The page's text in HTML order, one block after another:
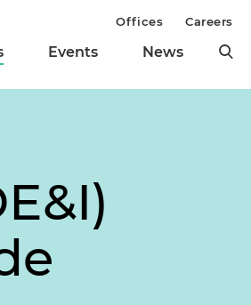
Events News
Offices Careers